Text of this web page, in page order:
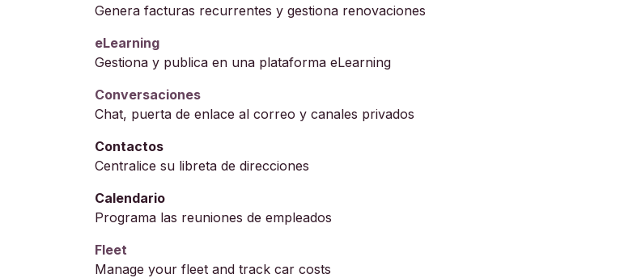
Genera facturas recurrentes y gestiona renovaciones
eLearning
Gestiona y publica en una plataforma eLearning
Conversaciones
Chat, puerta de enlace al correo y canales privados
Contactos
Centralice su libreta de direcciones
Calendario
Programa las reuniones de empleados
Fleet
Manage your fleet and track car costs